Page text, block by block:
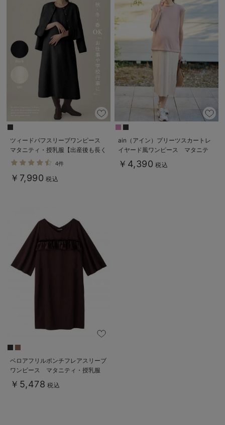
ツィードパフスリーブワンピース
マタニティ・授乳服【出産後も長く
使える】
4件
￥7,990 税込
ain（アイン）プリーツスカートレ
イヤード風ワンピース マタニテ
ィ・授乳服【出産後も長く使える】
￥4,390 税込
ベロアフリルポンチフレアスリーブ
ワンピース マタニティ・授乳服
￥5,478 税込